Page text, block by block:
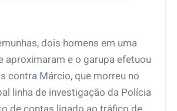
dois homens em uma
aproximaram e o garupa efetuou
contra Márcio, que morreu no
linha de investigação da Polícia
de contas ligado ao tráfico de